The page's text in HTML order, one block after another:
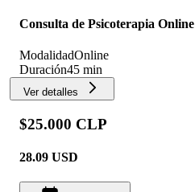
Consulta de Psicoterapia Online
ModalidadOnline
Duración45 min
Ver detalles
$25.000 CLP
28.09 USD